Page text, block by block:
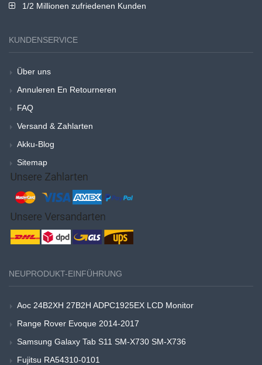
1/2 Millionen zufriedenen Kunden
KUNDENSERVICE
Über uns
Annuleren En Retourneren
FAQ
Versand & Zahlarten
Akku-Blog
Sitemap
NEUPRODUKT-EINFÜHRUNG
Aoc 24B2XH 27B2H ADPC1925EX LCD Monitor
Range Rover Evoque 2014-2017
Samsung Galaxy Tab S11 SM-X730 SM-X736
Fujitsu RA54310-0101